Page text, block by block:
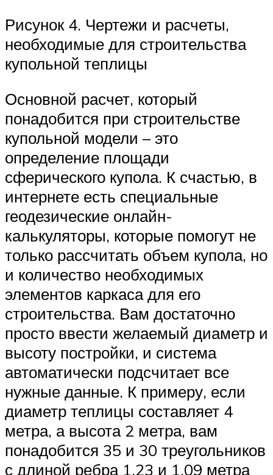
Рисунок 4. Чертежи и расчеты,
необходимые для строительства
купольной теплицы
Основной расчет, который
понадобится при строительстве
купольной модели – это
определение площади
сферического купола. К счастью, в
интернете есть специальные
геодезические онлайн-
калькуляторы, которые помогут не
только рассчитать объем купола, но
и количество необходимых
элементов каркаса для его
строительства. Вам достаточно
просто ввести желаемый диаметр и
высоту постройки, и система
автоматически подсчитает все
нужные данные. К примеру, если
диаметр теплицы составляет 4
метра, а высота 2 метра, вам
понадобится 35 и 30 треугольников
с длиной ребра 1,23 и 1,09 метра